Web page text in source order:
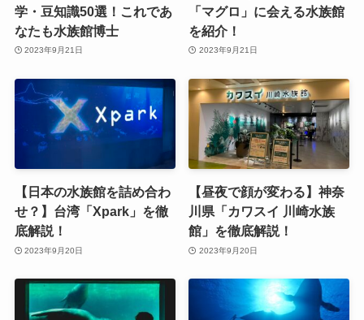
学・豆知識50選！これであ
なたも水族館博士
2023年9月21日
「マグロ」に会える水族館
を紹介！
2023年9月21日
【日本の水族館を詰め合わ
せ？】台湾「Xpark」を徹
底解説！
2023年9月20日
【昼夜で顔が変わる】神奈
川県「カワスイ 川崎水族
館」を徹底解説！
2023年9月20日